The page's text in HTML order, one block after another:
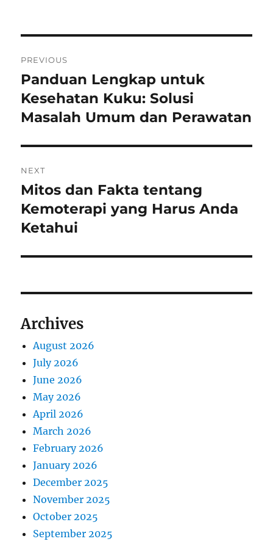
navigation
PREVIOUS
Previous
post:
Panduan Lengkap untuk
Kesehatan Kuku: Solusi
Masalah Umum dan Perawatan
NEXT
Next
post:
Mitos dan Fakta tentang
Kemoterapi yang Harus Anda
Ketahui
Archives
August 2026
July 2026
June 2026
May 2026
April 2026
March 2026
February 2026
January 2026
December 2025
November 2025
October 2025
September 2025